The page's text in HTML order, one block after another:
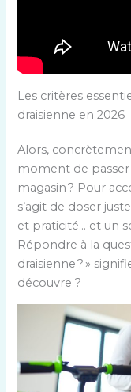
Les critères
draisienne en 2026
Alors,
moment de
magasin ? Pour
s’agit de doser
et praticité… et un
Répondre à la
draisienne ? »
découvre ?